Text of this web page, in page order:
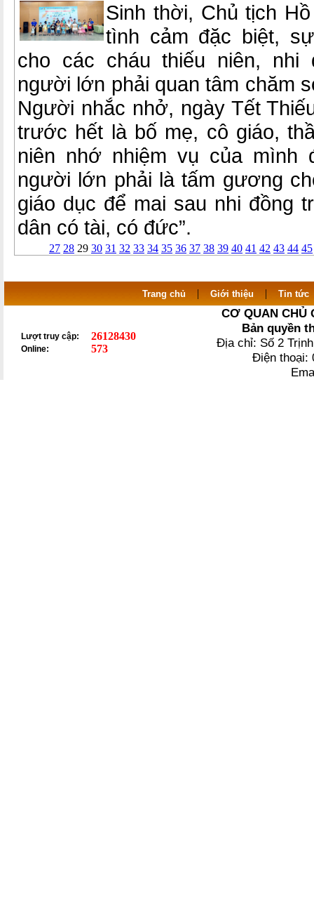
Sinh thời, Chủ tịch
tình cảm đặc biệt,
cho các cháu thiếu niên, nhi
người lớn phải quan tâm chăm
Người nhắc nhở, ngày Tết
trước hết là bố mẹ, cô giáo,
niên nhớ nhiệm vụ của mình
người lớn phải là tấm gương
giáo dục để mai sau nhi đồng
dân có tài, có đức”.
27 28 29 30 31 32 33 34 35 36 37 38 39 40 41 42 43 44 45
Trang chủ | Giới thiệu | Tin tức
Lượt truy cập: 26128430
Online: 573
CƠ QUAN CHỦ
Bản quyền
Địa chỉ: Số 2
Điện